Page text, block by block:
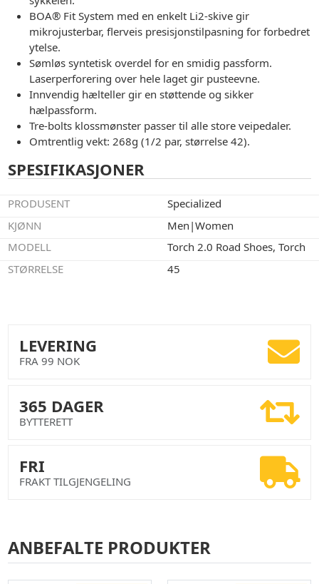
BOA® Fit System med en enkelt Li2-skive gir
mikrojusterbar, flerveis presisjonstilpasning for forbedret
ytelse.
Sømløs syntetisk overdel for en smidig passform.
Laserperforering over hele laget gir pusteevne.
Innvendig hælteller gir en støttende og sikker
hælpassform.
Tre-bolts klossmønster passer til alle store veipedaler.
Omtrentlig vekt: 268g (1/2 par, størrelse 42).
SPESIFIKASJONER
PRODUSENT
Specialized
KJØNN
Men|Women
MODELL
Torch 2.0 Road Shoes, Torch
STØRRELSE
45
LEVERING
FRA 99 NOK
365 DAGER
BYTTERETT
FRI
FRAKT TILGJENGELING
ANBEFALTE PRODUKTER